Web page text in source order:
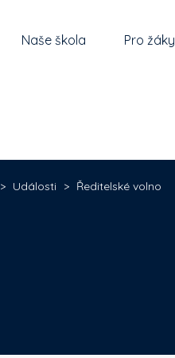
Naše škola Pro žáky
> Události > Ředitelské volno